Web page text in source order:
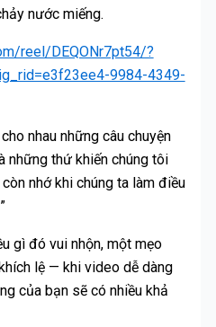
nước miếng.
reel/DEQONr7pt54/?
9984-4349-
nhau những câu chuyện
những thứ khiến chúng tôi
nhớ khi chúng ta làm điều
gì đó vui nhộn, một mẹo
lệ — khi video dễ dàng
của bạn sẽ có nhiều khả